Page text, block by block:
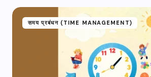
समय प्रबंधन (TIME MANAGEMENT)